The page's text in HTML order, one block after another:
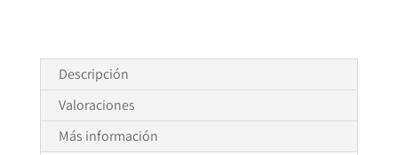
Descripción
Valoraciones
Más información